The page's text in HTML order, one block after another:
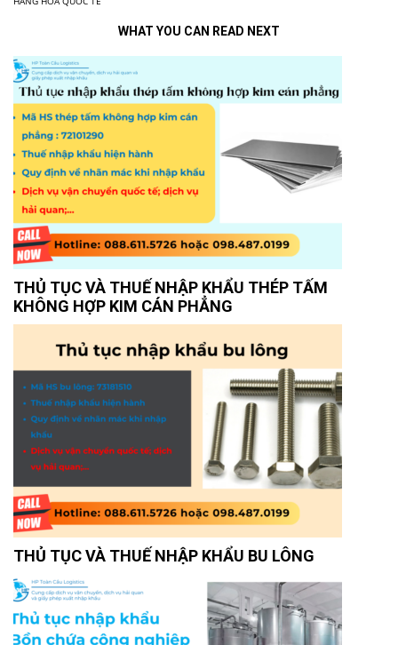
WHAT YOU CAN READ NEXT
THỦ TỤC VÀ THUẾ NHẬP KHẨU THÉP TẤM
KHÔNG HỢP KIM CÁN PHẲNG
THỦ TỤC VÀ THUẾ NHẬP KHẨU BU LÔNG